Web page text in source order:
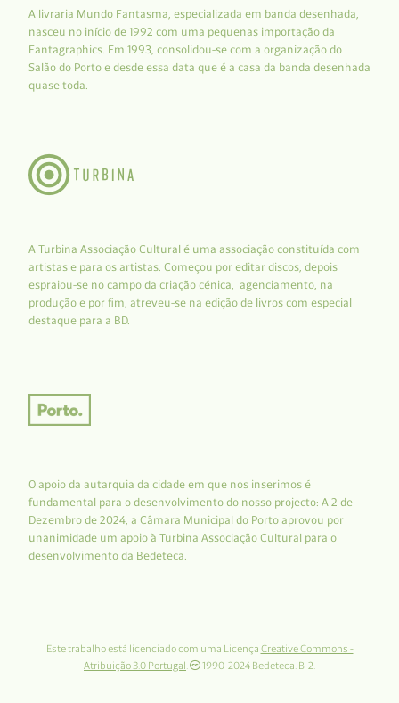
A livraria Mundo Fantasma, especializada em banda desenhada,
nasceu no início de 1992 com uma pequenas importação da
Fantagraphics. Em 1993, consolidou-se com a organização do
Salão do Porto e desde essa data que é a casa da banda desenhada
quase toda.
A Turbina Associação Cultural é uma associação constituída com
artistas e para os artistas. Começou por editar discos, depois
espraiou-se no campo da criação cénica, agenciamento, na
produção e por fim, atreveu-se na edição de livros com especial
destaque para a BD.
O apoio da autarquia da cidade em que nos inserimos é
fundamental para o desenvolvimento do nosso projecto: A 2 de
Dezembro de 2024, a Câmara Municipal do Porto aprovou por
unanimidade um apoio à Turbina Associação Cultural para o
desenvolvimento da Bedeteca.
Este trabalho está licenciado com uma Licença Creative Commons -
Atribuição 3.0 Portugal. 1990-2024 Bedeteca. B-2.